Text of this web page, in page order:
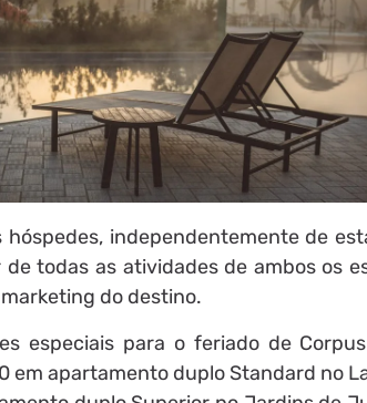
hóspedes, independentemente de
todas as atividades de ambos os
do destino.
especiais para o feriado de
em apartamento duplo Standard no